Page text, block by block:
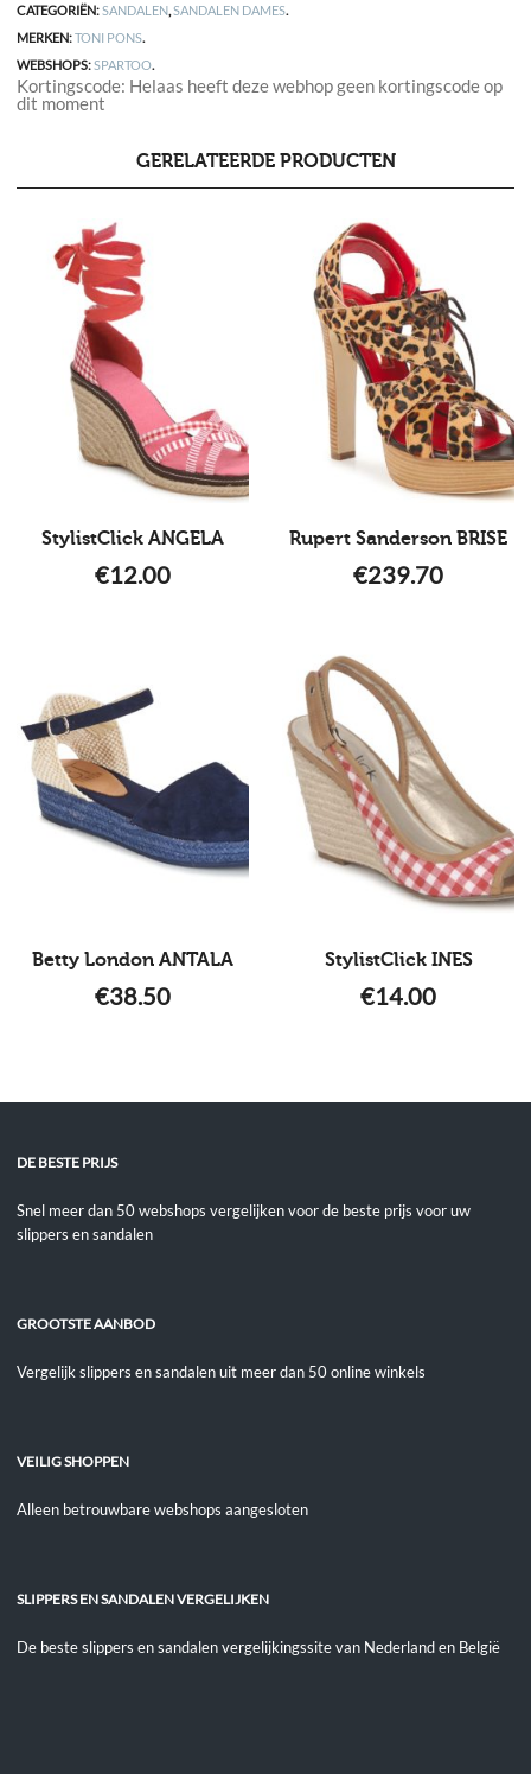
CATEGORIËN:SANDALEN,SANDALEN DAMES.
MERKEN:TONI PONS.
WEBSHOPS:SPARTOO.
Kortingscode: Helaas heeft deze webhop geen kortingscode op
dit moment
GERELATEERDE PRODUCTEN
StylistClick ANGELA
€12.00
Rupert Sanderson BRISE
€239.70
Betty London ANTALA
€38.50
StylistClick INES
€14.00
DE BESTE PRIJS
Snel meer dan 50 webshops vergelijken voor de beste prijs voor uw
slippers en sandalen
GROOTSTE AANBOD
Vergelijk slippers en sandalen uit meer dan 50 online winkels
VEILIG SHOPPEN
Alleen betrouwbare webshops aangesloten
SLIPPERS EN SANDALEN VERGELIJKEN
De beste slippers en sandalen vergelijkingssite van Nederland en België